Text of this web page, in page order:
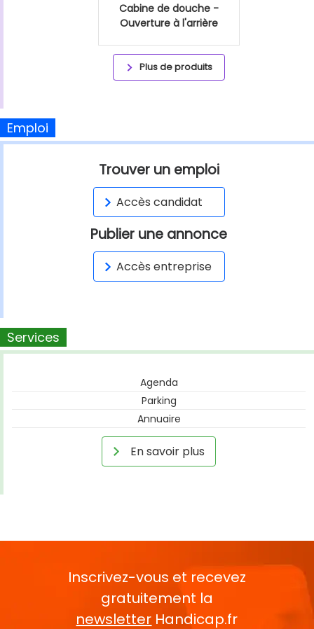
Cabine de douche -
Ouverture à l'arrière
Plus de produits
Emploi
Trouver un emploi
Accès candidat
Publier une annonce
Accès entreprise
Services
Agenda
Parking
Annuaire
En savoir plus
Inscrivez-vous et recevez
gratuitement la
newsletter Handicap.fr